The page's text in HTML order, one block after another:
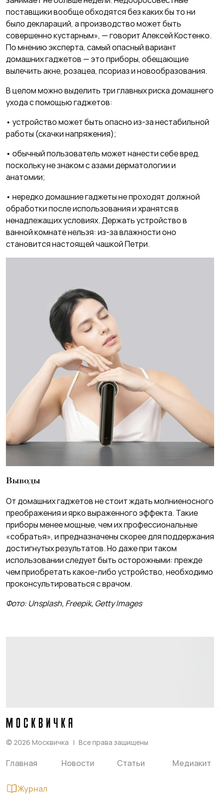
поставщики вообще обходятся без каких бы то ни
было деклараций, а производство может быть
совершенно кустарным», — говорит Алексей Костенко.
По мнению эксперта, самый опасный вариант
домашних гаджетов — это приборы, обещающие
вылечить акне, розацеа, псориаз и новообразования.
В целом можно выделить три главных риска домашнего
ухода с помощью гаджетов:
• устройство может быть опасно из-за нестабильной
работы (скачки напряжения);
• обычный пользователь может нанести себе вред,
поскольку не знаком с азами дерматологии и
анатомии;
• нередко домашние гаджеты не проходят должной
обработки после использования и хранятся в
ненадлежащих условиях. Держать устройство в
ванной комнате нельзя: из-за влажности оно
становится настоящей чашкой Петри.
Выводы
От домашних гаджетов не стоит ждать молниеносного
преображения и ярко выраженного эффекта. Такие
приборы менее мощные, чем их профессиональные
«собратья», и предназначены скорее для поддержания
достигнутых результатов. Но даже при таком
использовании следует быть осторожными: прежде
чем приобретать какое-либо устройство, необходимо
проконсультироваться с врачом.
Фото: Unsplash, Freepik, Getty Images
© 2026 Москвичка Все права защищены
Главная Новости Статьи Медиакит
Журнал